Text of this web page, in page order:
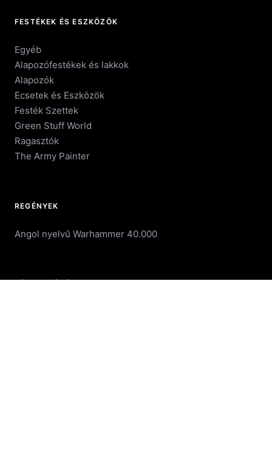
FESTÉKEK ÉS ESZKÖZÖK
Egyéb
Alapozófestékek és lakkok
Alapozók
Ecsetek és Eszközök
Festék Szettek
Green Stuff World
Ragasztók
The Army Painter
REGÉNYEK
Angol nyelvű Warhammer 40.000